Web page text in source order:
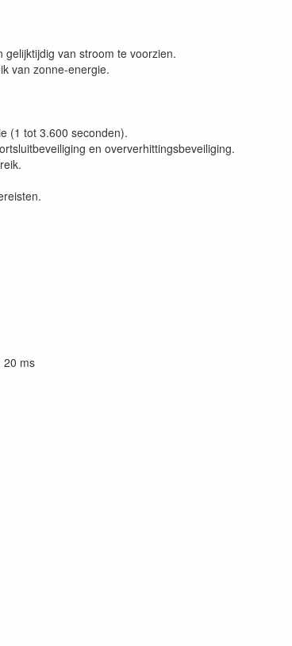
van stroom te voorzien.
van zonne-energie.
(1 tot 3.600 seconden).
en oververhittingsbeveiliging.
20 ms